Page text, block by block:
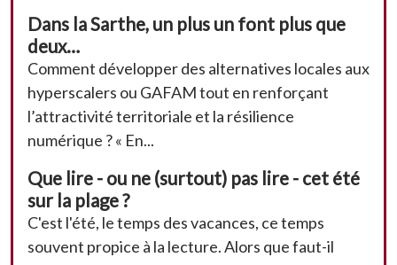
Dans la Sarthe, un plus un font plus que
deux…
Comment développer des alternatives locales aux
hyperscalers ou GAFAM tout en renforçant
l’attractivité territoriale et la résilience
numérique ? « En...
Que lire - ou ne (surtout) pas lire - cet été
sur la plage ?
C'est l'été, le temps des vacances, ce temps
souvent propice à la lecture. Alors que faut-il